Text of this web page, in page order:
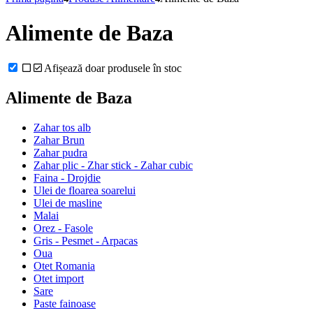
Alimente de Baza
Afișează doar produsele în stoc
Alimente de Baza
Zahar tos alb
Zahar Brun
Zahar pudra
Zahar plic - Zhar stick - Zahar cubic
Faina - Drojdie
Ulei de floarea soarelui
Ulei de masline
Malai
Orez - Fasole
Gris - Pesmet - Arpacas
Oua
Otet Romania
Otet import
Sare
Paste fainoase